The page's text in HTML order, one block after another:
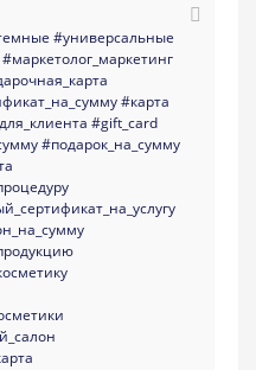
#универсальные
#маркетолог_маркетинг
#карта
#gift_card
#подарок_на_сумму